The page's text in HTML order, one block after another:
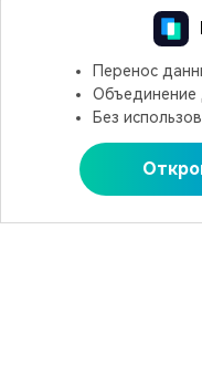
Перенос
Объединение
Без